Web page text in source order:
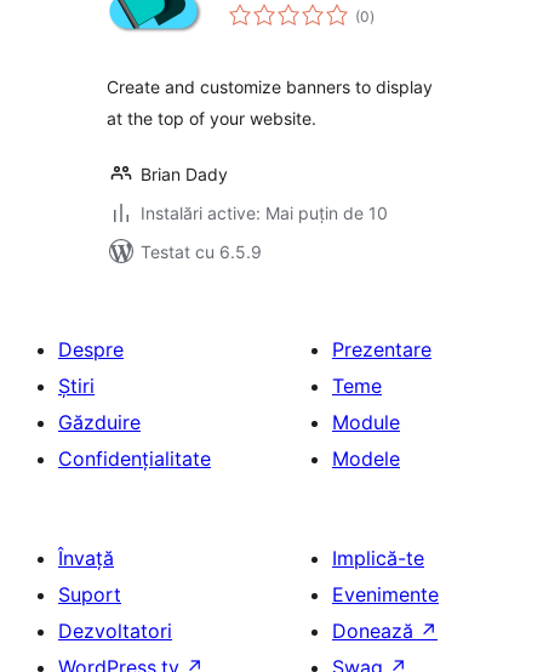
(0total
aprecieri
)
Create and customize banners to display
at the top of your website.
Brian Dady
Instalări active: Mai puțin de 10
Testat cu 6.5.9
Despre
Știri
Găzduire
Confidențialitate
Prezentare
Teme
Module
Modele
Învață
Suport
Dezvoltatori
WordPress.tv ↗
Implică-te
Evenimente
Donează ↗
Swag ↗